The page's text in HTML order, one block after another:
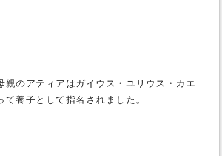
のアティアはガイウス・ユリウス・カエ
養子として指名されました。